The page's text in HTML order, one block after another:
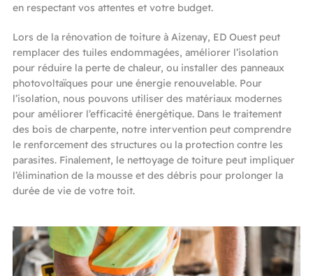
en respectant vos attentes et votre budget.
Lors de la rénovation de toiture à Aizenay, ED Ouest peut
remplacer des tuiles endommagées, améliorer l’isolation
pour réduire la perte de chaleur, ou installer des panneaux
photovoltaïques pour une énergie renouvelable. Pour
l’isolation, nous pouvons utiliser des matériaux modernes
pour améliorer l’efficacité énergétique. Dans le traitement
des bois de charpente, notre intervention peut comprendre
le renforcement des structures ou la protection contre les
parasites. Finalement, le nettoyage de toiture peut impliquer
l’élimination de la mousse et des débris pour prolonger la
durée de vie de votre toit.